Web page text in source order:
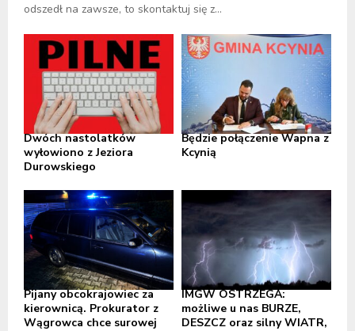
odszedł na zawsze, to skontaktuj się z...
Dwóch nastolatków
wyłowiono z Jeziora
Durowskiego
Będzie połączenie Wapna z
Kcynią
Pijany obcokrajowiec za
kierownicą. Prokurator z
Wągrowca chce surowej
IMGW OSTRZEGA:
możliwe u nas BURZE,
DESZCZ oraz silny WIATR,